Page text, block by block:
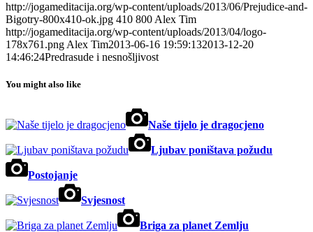
http://jogameditacija.org/wp-content/uploads/2013/06/Prejudice-and-
Bigotry-800x410-ok.jpg 410 800 Alex Tim
http://jogameditacija.org/wp-content/uploads/2013/04/logo-
178x761.png Alex Tim2013-06-16 19:59:132013-12-20
14:46:24Predrasude i nesnošljivost
You might also like
Naše tijelo je dragocjeno
Ljubav poništava požudu
Postojanje
Svjesnost
Briga za planet Zemlju